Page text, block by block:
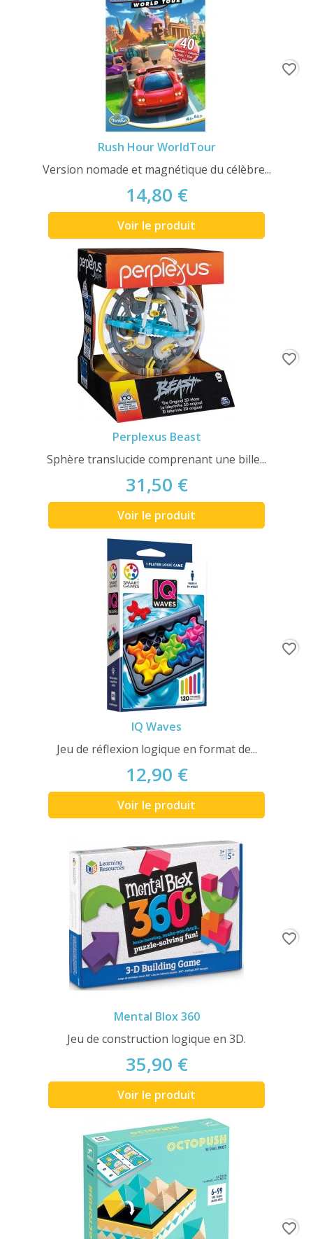
Rush Hour WorldTour
Version nomade et magnétique du célèbre...
14,80 €
Voir le produit
favorite_border
Perplexus Beast
Sphère translucide comprenant une bille...
31,50 €
Voir le produit
favorite_border
IQ Waves
Jeu de réflexion logique en format de...
12,90 €
Voir le produit
favorite_border
Mental Blox 360
Jeu de construction logique en 3D.
35,90 €
Voir le produit
favorite_border
favorite_border